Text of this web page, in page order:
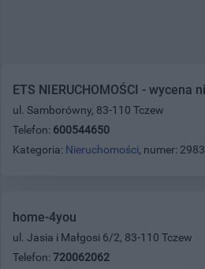
ETS NIERUCHOMOŚCI - wycena
ul. Samborówny, 83-110 Tczew
Telefon: 600544650
Kategoria: Nieruchomości, numer: 2983
home-4you
ul. Jasia i Małgosi 6/2, 83-110 Tczew
Telefon: 720062062